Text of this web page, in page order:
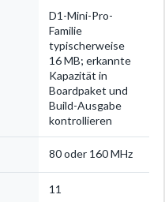
D1-Mini-Pro-
Familie
typischerweise
16 MB; erkannte
Kapazität in
Boardpaket und
Build-Ausgabe
kontrollieren
80 oder 160 MHz
11